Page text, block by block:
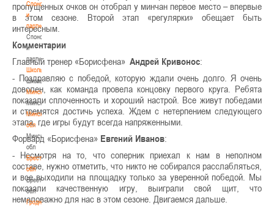
Спонсоры
и
партнеры
Спонсоры
и
партнеры
Школы
Школы
Минск
Минск
Минская
обл
Минская
обл
Брестская
обл
Брестская
обл
Гродненская
пропущенных очков он отобрал у минчан первое место – впервые
в этом сезоне. Второй этап «регулярки» обещает быть
интересным.
Комментарии
Главный тренер «Борисфена» Андрей Кривонос:
- Поздравляю с победой, которую ждали очень долго. Я очень
доволен, как команда провела концовку первого круга. Ребята
показали сплоченность и хороший настрой. Все живут победами
и стремятся достичь успеха. Ждем с нетерпением следующего
этапа, где игры будут всегда напряженными.
Форвард «Борисфена» Евгений Иванов:
- Несмотря на то, что соперник приехал к нам в неполном
составе, нужно отметить, что никто не собирался расслабляться,
и все выходили на площадку только за уверенной победой. Мы
показали качественную игру, выиграли свой щит, что
немаловажно для нас в этом сезоне. Двигаемся дальше.